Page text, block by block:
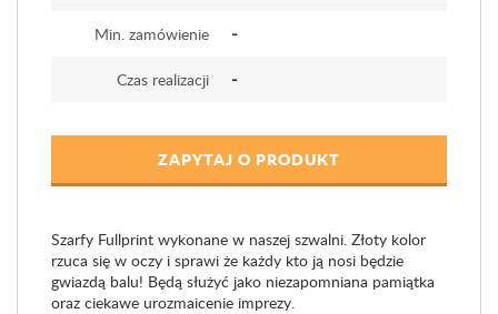
Min. zamówienie -
Czas realizacji -
ZAPYTAJ O PRODUKT
Szarfy Fullprint wykonane w naszej szwalni. Złoty kolor
rzuca się w oczy i sprawi że każdy kto ją nosi będzie
gwiazdą balu! Będą służyć jako niezapomniana pamiątka
oraz ciekawe urozmaicenie imprezy.